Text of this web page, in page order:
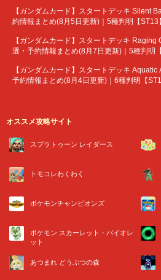
【ガンダムカード】スタートデッキ Silent
約情報まとめ(8月5日更新)｜5種判明【ST13
【ガンダムカード】スタートデッキ
選・予約情報まとめ(8月7日更新)｜5種判明
【ガンダムカード】スタートデッキ Aquatic
予約情報まとめ(8月4日更新)｜6種判明【
オススメ攻略サイト
スプラトゥーン レイダース
トモコレわくわく
ポケモンチャンピオンズ
ポケモン スカーレット・バイオレ
ット
あつまれ どうぶつの森